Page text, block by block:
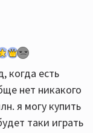
когда есть
нет никакого
я могу купить
таки играть